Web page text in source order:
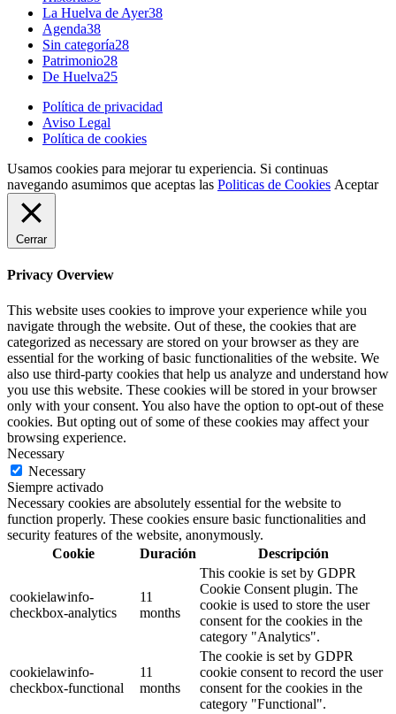
La Huelva de Ayer38
Agenda38
Sin categoría28
Patrimonio28
De Huelva25
Política de privacidad
Aviso Legal
Política de cookies
Usamos cookies para mejorar tu experiencia. Si continuas
navegando asumimos que aceptas las Politicas de Cookies Aceptar
Cerrar
Privacy Overview
This website uses cookies to improve your experience while you
navigate through the website. Out of these, the cookies that are
categorized as necessary are stored on your browser as they are
essential for the working of basic functionalities of the website. We
also use third-party cookies that help us analyze and understand how
you use this website. These cookies will be stored in your browser
only with your consent. You also have the option to opt-out of these
cookies. But opting out of some of these cookies may affect your
browsing experience.
Necessary
Necessary
Siempre activado
Necessary cookies are absolutely essential for the website to
function properly. These cookies ensure basic functionalities and
security features of the website, anonymously.
Cookie
Duración Descripción
cookielawinfo-
checkbox-analytics
11
months
This cookie is set by GDPR
Cookie Consent plugin. The
cookie is used to store the user
consent for the cookies in the
category "Analytics".
cookielawinfo-
checkbox-functional
11
months
The cookie is set by GDPR
cookie consent to record the user
consent for the cookies in the
category "Functional".